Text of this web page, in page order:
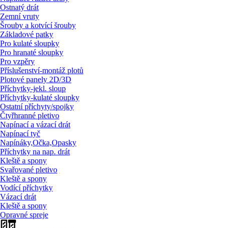
Ostnatý drát
Zemní vruty
Šrouby a kotvící šrouby
Základové patky
Pro kulaté sloupky
Pro hranaté sloupky
Pro vzpěry
Příslušenství-montáž plotů
Plotové panely 2D/3D
Příchytky-jekl. sloup
Příchytky-kulaté sloupky
Ostatní příchyty/spojky
Čtyřhranné pletivo
Napínací a vázací drát
Napínací tyč
Napínáky,Očka,Opasky
Příchytky na nap. drát
Kleště a spony
Svařované pletivo
Kleště a spony
Vodící příchytky
Vázací drát
Kleště a spony
Opravné spreje